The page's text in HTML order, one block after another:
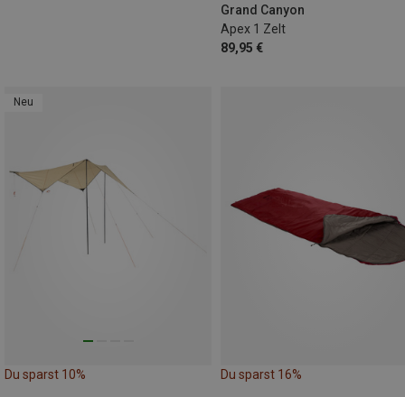
Grand Canyon
Apex 1 Zelt
89,95 €
Neu
Du sparst 10% Du sparst 16%